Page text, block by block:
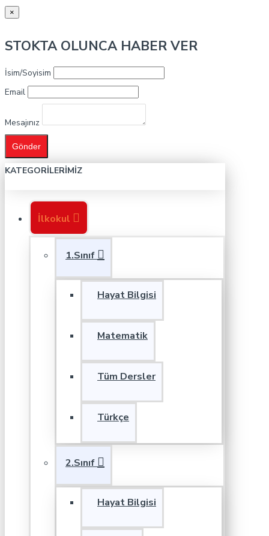
×
STOKTA OLUNCA HABER VER
İsim/Soyisim
Email
Mesajınız
Gönder
KATEGORILERIMIZ
İlkokul
1.Sınıf
Hayat Bilgisi
Matematik
Tüm Dersler
Türkçe
2.Sınıf
Hayat Bilgisi